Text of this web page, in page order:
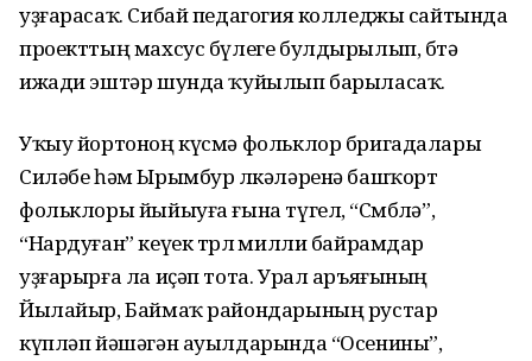
уҙғарасаҡ. Сибай педагогия колледжы сайтында
проекттың махсус бүлеге булдырылып, бөтә
ижади эштәр шунда ҡуйылып барыласаҡ.
Уҡыу йортоноң күсмә фольклор бригадалары
Силәбе һәм Ырымбур өлкәләренә башҡорт
фольклоры йыйыуға ғына түгел, “Сөмбөлә”,
“Нардуған” кеүек төрлө милли байрамдар
уҙғарырға ла иҫәп тота. Урал аръяғының
Йылайыр, Баймаҡ райондарының рустар
күпләп йәшәгән ауылдарында “Осенины”,